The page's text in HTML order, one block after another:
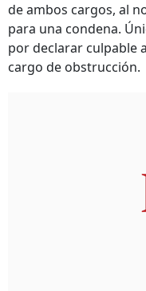
de ambos cargos, al
para una condena.
por declarar culpable
cargo de obstrucción.